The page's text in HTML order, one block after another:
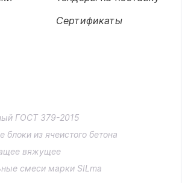
ГОСТ 379-2015
блоки из ячеистого бетона
вяжущее
смеси марки SILma
Сертификаты